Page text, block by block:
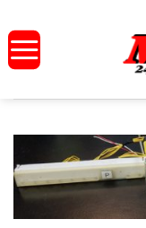
Inhalt
springen